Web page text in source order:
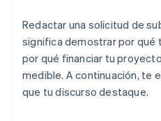
Redactar una solicitud de
significa demostrar por qué
por qué financiar tu
medible. A continuación, te
que tu discurso destaque.